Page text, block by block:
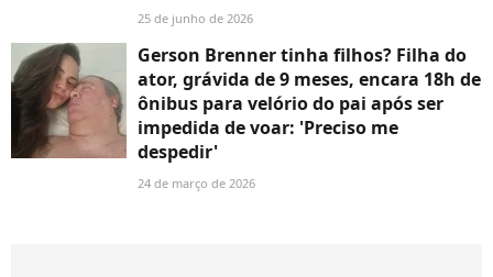
25 de junho de 2026
Gerson Brenner tinha filhos? Filha do
ator, grávida de 9 meses, encara 18h de
ônibus para velório do pai após ser
impedida de voar: 'Preciso me
despedir'
24 de março de 2026